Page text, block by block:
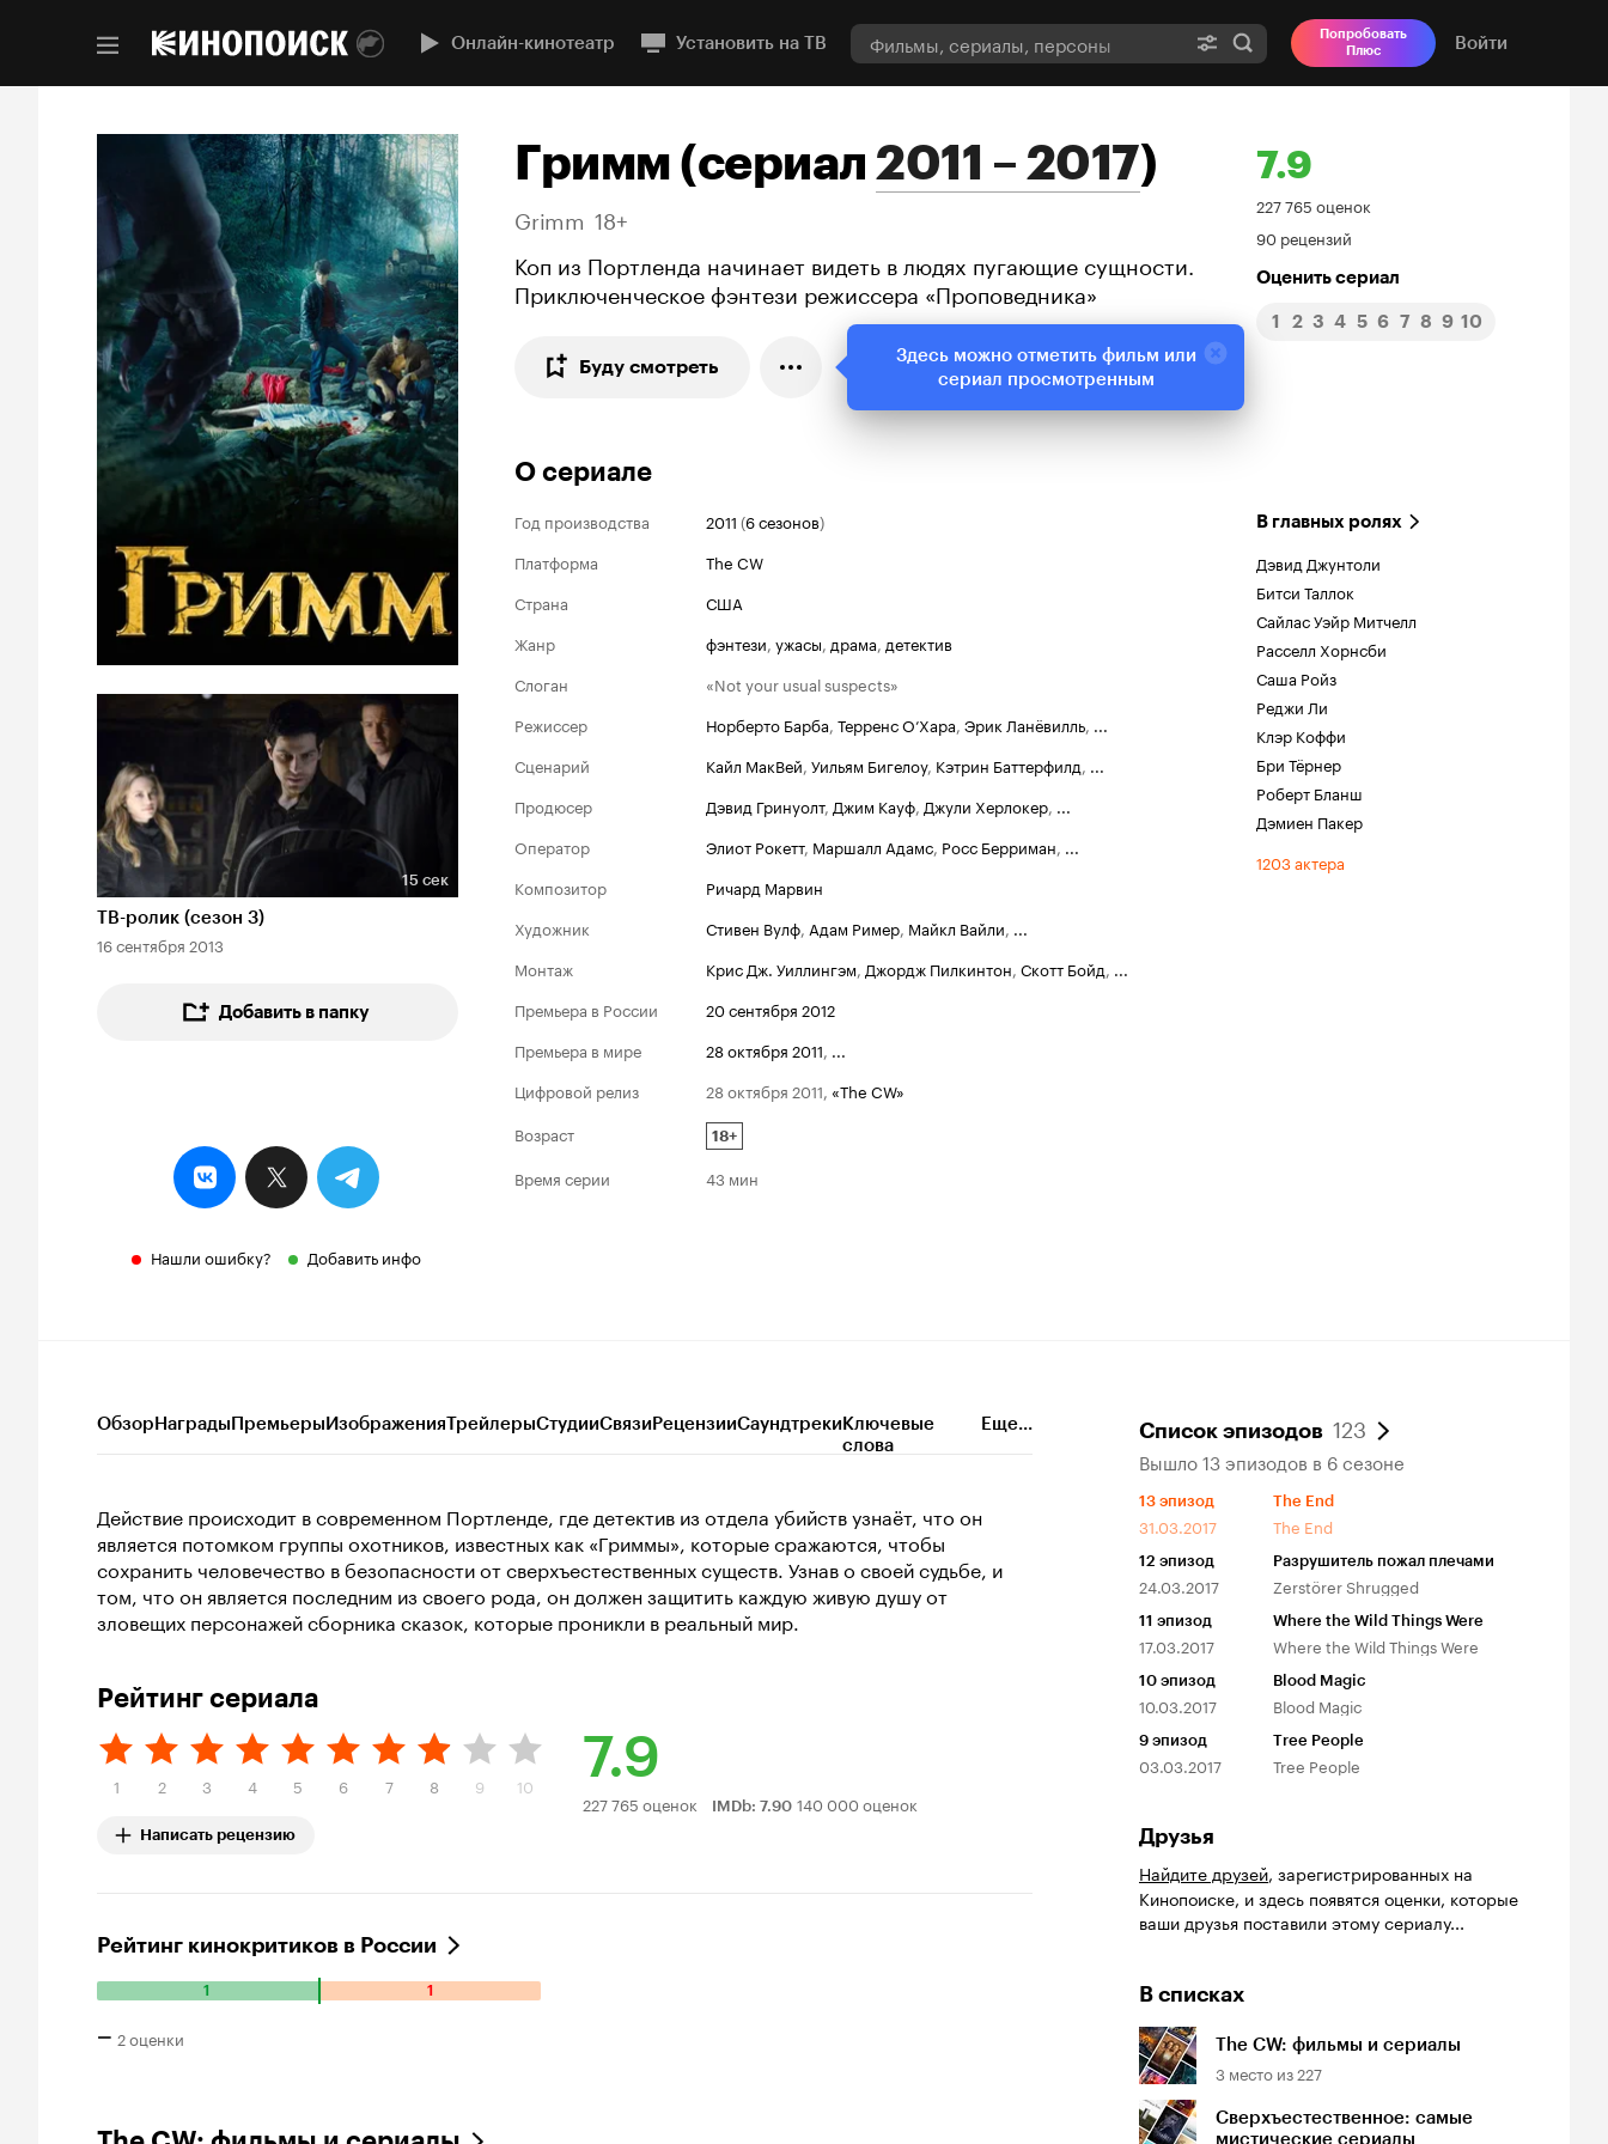
Онлайн-кинотеатр Установить на ТВ
Попробовать
Плюс
Войти
Длительность 15 сек
15 сек
ТВ-ролик (сезон 3)
16 сентября 2013
Добавить в папку
Нашли ошибку? Добавить инфо
Гримм(сериал2011 – 2017)
Grimm 18+
Коп из Портленда начинает видеть в людях пугающие сущности.
Приключенческое фэнтези режиссера «Проповедника»
Буду смотреть
7.9
Рейтинг
Кинопоиска
7.9
227 765 оценок
90 рецензий
Оценить сериал
1 2 3 4 5 6 7 8 9 10
О сериале
Год производства 2011 (6 сезонов)
Платформа
The CW
Страна
США
Жанр
фэнтези, ужасы, драма, детектив
Слоган
«Not your usual suspects»
Режиссер
Норберто Барба, Терренс О’Хара, Эрик Ланёвилль, ...
Сценарий
Кайл МакВей, Уильям Бигелоу, Кэтрин Баттерфилд, ...
Продюсер
Дэвид Гринуолт, Джим Кауф, Джули Херлокер, ...
Оператор
Элиот Рокетт, Маршалл Адамс, Росс Берриман, ...
Композитор
Ричард Марвин
Художник
Стивен Вулф, Адам Ример, Майкл Вайли, ...
Монтаж
Крис Дж. Уиллингэм, Джордж Пилкинтон, Скотт Бойд, ...
Премьера в России
20 сентября 2012
Премьера в мире
28 октября 2011, ...
Цифровой релиз
28 октября 2011, «The CW»
Возраст
18+
Время серии 43 мин
В главных ролях
Дэвид Джунтоли
Битси Таллок
Сайлас Уэйр Митчелл
Расселл Хорнсби
Саша Ройз
Реджи Ли
Клэр Коффи
Бри Тёрнер
Роберт Бланш
Дэмиен Пакер
1203 актера
ОбзорНаградыПремьерыИзображенияТрейлерыСтудииСвязиРецензииСаундтрекиКлючевые
слова
Еще...
Действие происходит в современном Портленде, где детектив из отдела убийств узнаёт, что он
является потомком группы охотников, известных как «Гриммы», которые сражаются, чтобы
сохранить человечество в безопасности от сверхъестественных существ. Узнав о своей судьбе, и
том, что он является последним из своего рода, он должен защитить каждую живую душу от
зловещих персонажей сборника сказок, которые проникли в реальный мир.
Рейтинг сериала
1 2 3 4 5 6 7 8 9 10
Написать рецензию
7.9
Рейтинг
227 765 оценок IMDb: 7.90 140 000 оценок
Рейтинг кинокритиков в России
1 1
Количество
оценок:
– 2 оценки
Список эпизодов 123
Вышло 13 эпизодов в 6 сезоне
13 эпизод
31.03.2017
The End
The End
12 эпизод
24.03.2017
Разрушитель пожал плечами
Zerstörer Shrugged
11 эпизод
17.03.2017
Where the Wild Things Were
Where the Wild Things Were
10 эпизод
10.03.2017
Blood Magic
Blood Magic
9 эпизод
03.03.2017
Tree People
Tree People
Друзья
Найдите друзей, зарегистрированных на
Кинопоиске, и здесь появятся оценки, которые
ваши друзья поставили этому сериалу...
В списках
The CW: фильмы и сериалы
3 место из227
Сверхъестественное: самые
мистические сериалы
Здесь можно отметить фильм или
сериал просмотренным